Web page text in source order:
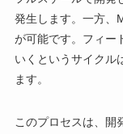
発生します。一方、
が可能です。フィー
いくというサイクル
ます。
このプロセスは、開